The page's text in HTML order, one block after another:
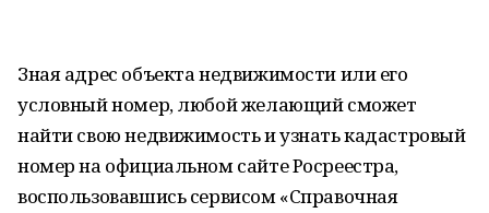
Зная адрес объекта недвижимости или его
условный номер, любой желающий сможет
найти свою недвижимость и узнать кадастровый
номер на официальном сайте Росреестра,
воспользовавшись сервисом «Справочная